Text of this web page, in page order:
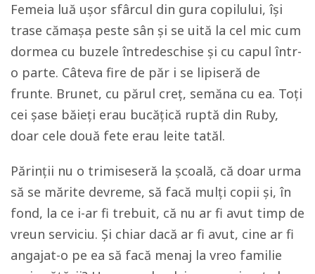
Femeia luă ușor sfârcul din gura copilului, își
trase cămașa peste sân și se uită la cel mic cum
dormea cu buzele întredeschise și cu capul într-
o parte. Câteva fire de păr i se lipiseră de
frunte. Brunet, cu părul creț, semăna cu ea. Toți
cei șase băieți erau bucățică ruptă din Ruby,
doar cele două fete erau leite tatăl.
Părinții nu o trimiseseră la școală, că doar urma
să se mărite devreme, să facă mulți copii și, în
fond, la ce i-ar fi trebuit, că nu ar fi avut timp de
vreun serviciu. Și chiar dacă ar fi avut, cine ar fi
angajat-o pe ea să facă menaj la vreo familie